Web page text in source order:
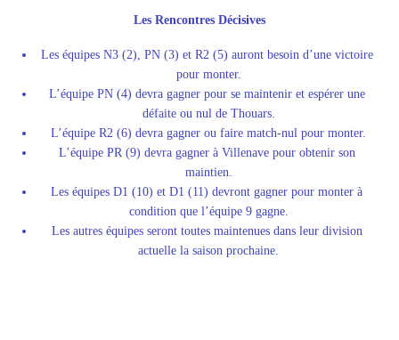
Les Rencontres Décisives
Les équipes N3 (2), PN (3) et R2 (5) auront besoin d’une victoire
pour monter.
L’équipe PN (4) devra gagner pour se maintenir et espérer une
défaite ou nul de Thouars.
L’équipe R2 (6) devra gagner ou faire match-nul pour monter.
L’équipe PR (9) devra gagner à Villenave pour obtenir son
maintien.
Les équipes D1 (10) et D1 (11) devront gagner pour monter à
condition que l’équipe 9 gagne.
Les autres équipes seront toutes maintenues dans leur division
actuelle la saison prochaine.